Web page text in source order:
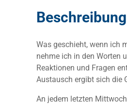
Beschreibung
Was geschieht, wenn ich
nehme ich in den Worten
Reaktionen und Fragen
Austausch ergibt sich die
An jedem letzten